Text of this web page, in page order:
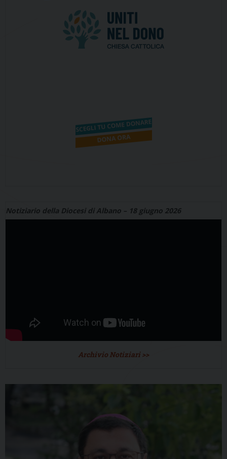
Notiziario della Diocesi di Albano – 18 giugno 2026
Archivio Notiziari >>